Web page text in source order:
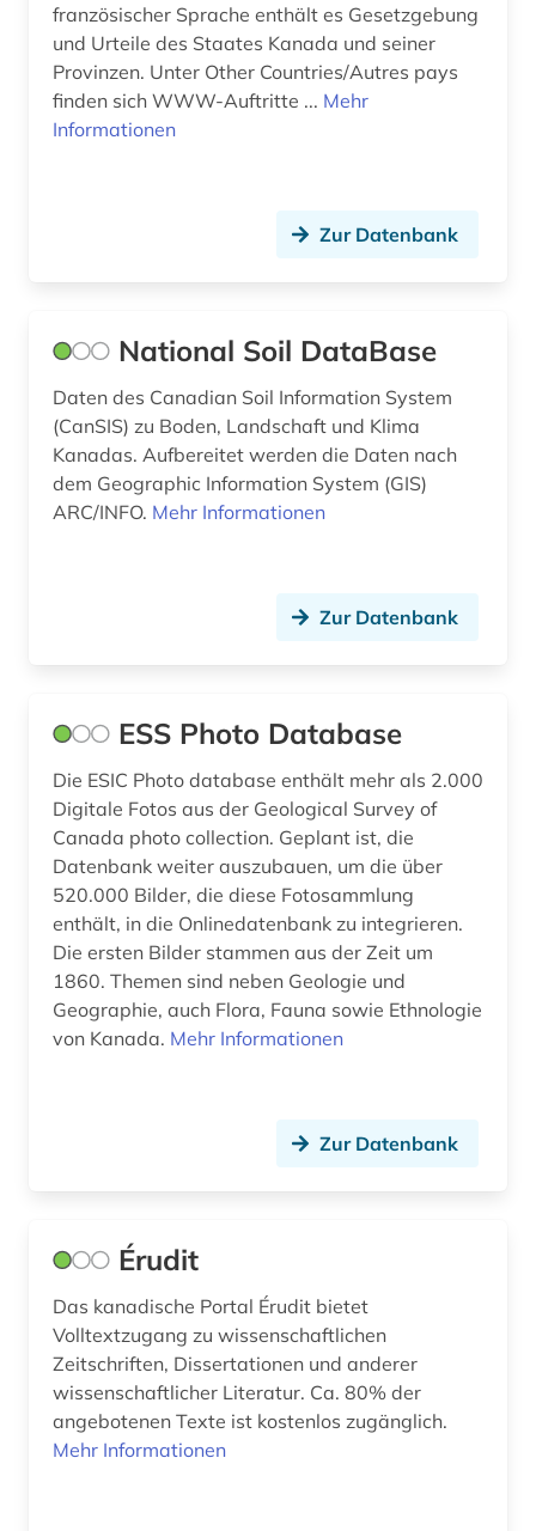
neuseeland (4)
nigeria (1)
nordamerika (7)
panama (1)
patent (1)
philippinen (2)
politik (1)
recht (2)
regionale geologie (1)
schriftsteller (2)
schweden (2)
schwedisch (1)
singapur (2)
statistik (1)
theaterstück (1)
theaterwissenschaft (1)
theologie (1)
französischer Sprache enthält es Gesetzgebung
und Urteile des Staates Kanada und seiner
Provinzen. Unter Other Countries/Autres pays
finden sich WWW-Auftritte ... Mehr
Informationen
Zur Datenbank
National Soil DataBase
Daten des Canadian Soil Information System
(CanSIS) zu Boden, Landschaft und Klima
Kanadas. Aufbereitet werden die Daten nach
dem Geographic Information System (GIS)
ARC/INFO. Mehr Informationen
Zur Datenbank
ESS Photo Database
Die ESIC Photo database enthält mehr als 2.000
Digitale Fotos aus der Geological Survey of
Canada photo collection. Geplant ist, die
Datenbank weiter auszubauen, um die über
520.000 Bilder, die diese Fotosammlung
enthält, in die Onlinedatenbank zu integrieren.
Die ersten Bilder stammen aus der Zeit um
1860. Themen sind neben Geologie und
Geographie, auch Flora, Fauna sowie Ethnologie
von Kanada. Mehr Informationen
Zur Datenbank
Érudit
Das kanadische Portal Érudit bietet
Volltextzugang zu wissenschaftlichen
Zeitschriften, Dissertationen und anderer
wissenschaftlicher Literatur. Ca. 80% der
angebotenen Texte ist kostenlos zugänglich.
Mehr Informationen